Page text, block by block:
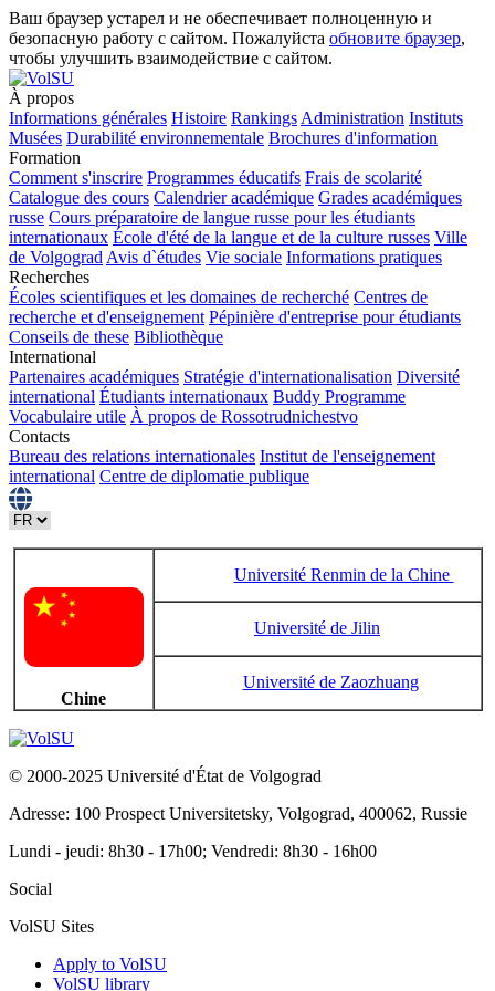
Ваш браузер устарел и не обеспечивает полноценную и
безопасную работу с сайтом. Пожалуйста обновите браузер,
чтобы улучшить взаимодействие с сайтом.
À propos
Informations générales Histoire Rankings Administration Instituts
Musées Durabilité environnementale Brochures d'information
Formation
Comment s'inscrire Programmes éducatifs Frais de scolarité
Catalogue des cours Calendrier académique Grades académiques
russe Cours préparatoire de langue russe pour les étudiants
internationaux École d'été de la langue et de la culture russes Ville
de Volgograd Avis d`études Vie sociale Informations pratiques
Recherches
Écoles scientifiques et les domaines de recherché Centres de
recherche et d'enseignement Pépinière d'entreprise pour étudiants
Conseils de these Bibliothèque
International
Partenaires académiques Stratégie d'internationalisation Diversité
international Étudiants internationaux Buddy Programme
Vocabulaire utile À propos de Rossotrudnichestvo
Contacts
Bureau des relations internationales Institut de l'enseignement
international Centre de diplomatie publique
Chine
Université Renmin de la Chine
Université de Jilin
Université de Zaozhuang
© 2000-2025 Université d'État de Volgograd
Adresse: 100 Prospect Universitetsky, Volgograd, 400062, Russie
Lundi - jeudi: 8h30 - 17h00; Vendredi: 8h30 - 16h00
Social
VolSU Sites
Apply to VolSU
VolSU library